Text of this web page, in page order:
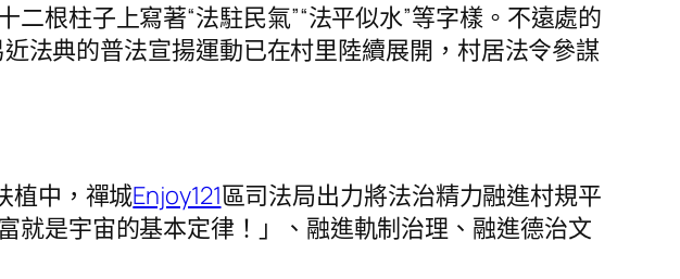
柱子上寫著“法駐民氣”“法平似水”等字樣。不遠處的
法典的普法宣揚運動已在村里陸續展開，村居法令參謀
植中，禪城Enjoy121區司法局出力將法治精力融進村規平
就是宇宙的基本定律！」、融進軌制治理、融進德治文